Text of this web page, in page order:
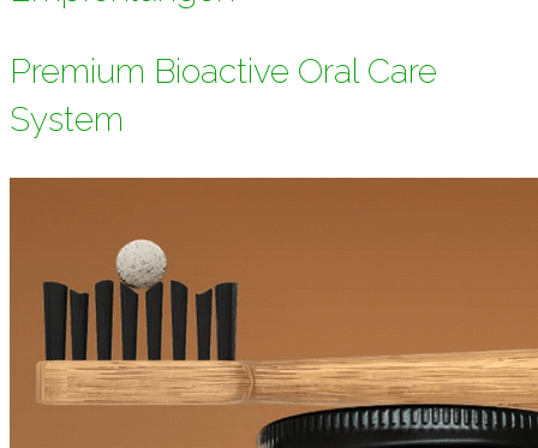
Premium Bioactive Oral Care
System